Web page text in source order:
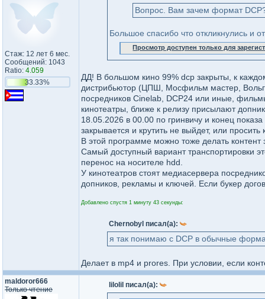
Стаж: 12 лет 6 мес.
Сообщений: 1043
Ratio: 4.059
33.33%
Вопрос. Вам зачем формат
Большое спасибо что откликнулись и
Просмотр доступен только для
ДД! В большом кино 99% dcp закрыты, к
дистрибьютор (ЦПШ, Мосфильм мастер,
посредников Cinelab, DCP24 или иные,
кинотеатры, ближе к релизу присылают
18.05.2026 в 00.00 по гринвичу и конец
закрывается и крутить не выйдет, или
В этой программе можно тоже делать контент
Самый доступный вариант транспортировки
перенос на носителе hdd.
У кинотеатров стоят медиасервера
допников, рекламы и ключей. Если букер
Добавлено спустя 1 минуту 43 секунды:
Chernobyl писал(а):
я так понимаю с DCP в обычные
Делает в mp4 и prores. При условии, если
maldoror666
Только чтение
lilolil писал(а):